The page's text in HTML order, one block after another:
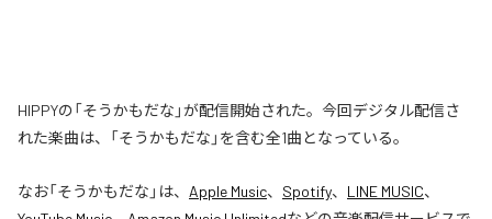
HIPPYの「そうかもだな」が配信開始された。今回デジタル配信さ
れた楽曲は、「そうかもだな」を含む全1曲となっている。
なお「そうかもだな 」は、 Apple Music、 Spotify、 LINE MUSIC、